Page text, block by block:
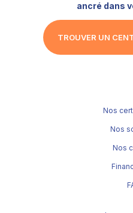
ancré dans
TROUVER UN
Nos
Nos
Nos